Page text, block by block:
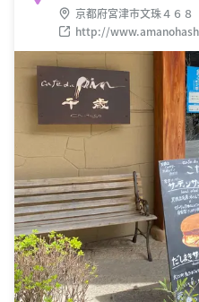
京都府宮津市文珠４６８
http://